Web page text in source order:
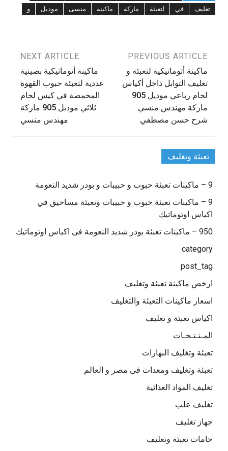
تغليف
في لتعبئة ماركة ماكينة منسى موديل و
تصفّح
المقالات
PREVIOUS ARTICLE
ماكينة أتوماتيكية لتعبئة و
تغليف التوابل داخل أكياس
لحام رباعي موديل 905
ماركة مهندس منسي
شرح حسن مصطفي
NEXT ARTICLE
ماكينة أتوماتيكية بصينية
عددية لتعبئة حبوب القهوة
المحمصة في كيس لحام
ثلاثي موديل 905 ماركة
مهندس منسي
تعبئة وتغليف
9 – ماكينات تعبئة حبوب و حبيبات و بودر شديد النعومة
9 – ماكينات تعبئة حبوب و حبيبات وتعبئة مساحيق في
اكياس اوتوماتيك
950 – ماكينات تعبئة بودر شديد النعومة في اكياس اوتوماتيك
category
post_tag
ارخص ماكينة تعبئة وتغليف
اسعار ماكينات التعبئة والتغليف
اكياس تعبئة و تغليف
المـنـتـجـات
تعبئة وتغليف البهارات
تعبئة وتغليف ومعدات فى مصر و العالم
تغليف المواد الغذائية
تغليف علب
جهاز تغليف
خامات تعبئة وتغليف